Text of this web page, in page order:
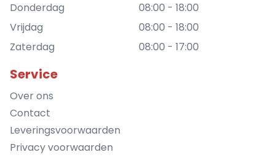
Donderdag
08:00 - 18:00
Vrijdag
08:00 - 18:00
Zaterdag
08:00 - 17:00
Service
Over ons
Contact
Leveringsvoorwaarden
Privacy voorwaarden